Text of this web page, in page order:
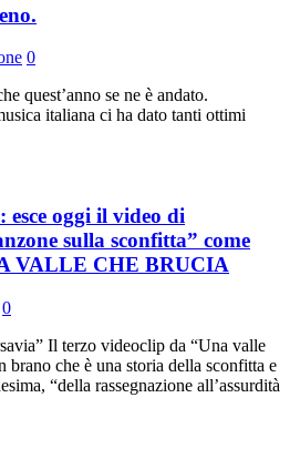
0
quest’anno se ne è andato.
italiana ci ha dato tanti ottimi
oggi il video di
sulla sconfitta” come
VALLE CHE BRUCIA
0
Il terzo videoclip da “Una valle
brano che è una storia della sconfitta e
“della rassegnazione all’assurdità